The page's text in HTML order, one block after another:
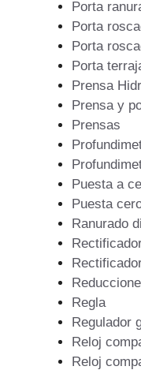
Porta
Porta
Porta
Porta
Prensa
Prensa y
Prensas
Puesta a
Puesta
Ranurado
Regla
Regulador
Reloj
Reloj